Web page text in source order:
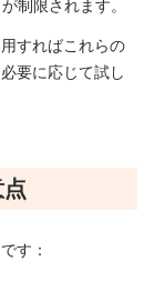
制限されます。
すればこれらの
要に応じて試し
す：